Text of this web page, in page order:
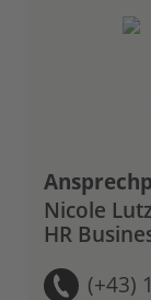
Nicole
HR
(+43)